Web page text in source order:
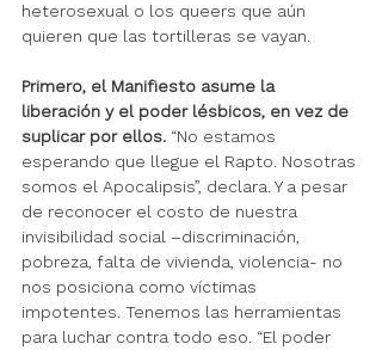
heterosexual o los queers que aún
quieren que las tortilleras se vayan.
Primero, el Manifiesto asume la
liberación y el poder lésbicos, en vez de
suplicar por ellos. “No estamos
esperando que llegue el Rapto. Nosotras
somos el Apocalipsis”, declara. Y a pesar
de reconocer el costo de nuestra
invisibilidad social –discriminación,
pobreza, falta de vivienda, violencia- no
nos posiciona como víctimas
impotentes. Tenemos las herramientas
para luchar contra todo eso. “El poder